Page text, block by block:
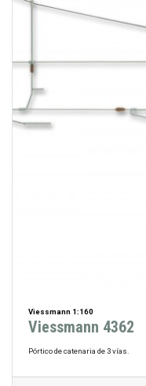
Viessmann 1:160
Viessmann 4362
Pórtico de catenaria de 3 vías.